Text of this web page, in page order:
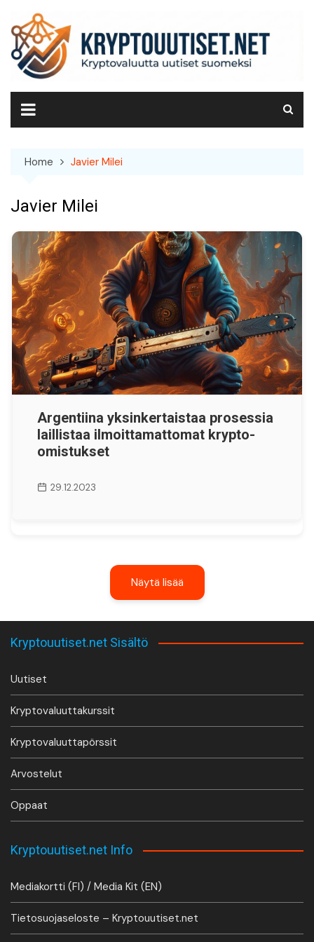
content
Home Javier Milei
Javier Milei
Argentiina yksinkertaistaa prosessia
laillistaa ilmoittamattomat krypto-
omistukset
29.12.2023
Näytä lisää
Kryptouutiset.net Sisältö
Uutiset
Kryptovaluuttakurssit
Kryptovaluuttapörssit
Arvostelut
Oppaat
Kryptouutiset.net Info
Mediakortti (FI) / Media Kit (EN)
Tietosuojaseloste – Kryptouutiset.net